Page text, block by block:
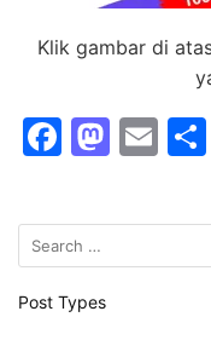
Klik gambar di
F
c
e
b
M
st
E
ai
Search
for:
Post Types